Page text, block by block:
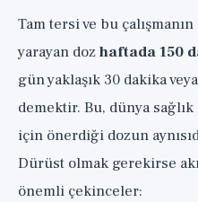
Tam tersi ve bu
yarayan dozhaftada 150
gün yaklaşık 30 dakika
demektir. Bu, dünya
için önerdiği dozun
Dürüst olmak gerekirse
önemli çekinceler: